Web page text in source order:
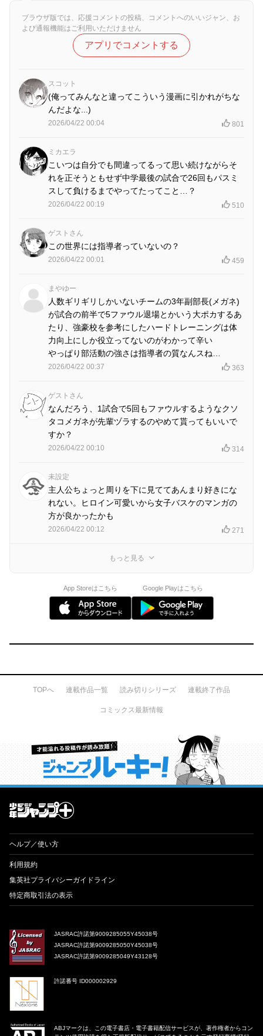
ブラウザ版では、応援コメントの投稿、コメントへのいいジャン、お
よび通報機能はご利用いただけません
アプリでコメントする
スコット
(俺ってみんなと違ってこういう漫画に引かれがちな
んだよな...)
2026/04/22 00:04 801
ミカエラ
こいつは自分でも間違ってるって思い続けながらそ
れを正そうともせず中学最後の試合で26回もパスミ
スして負けるまでやってたってこと…？
2026/04/22 00:19 510
ゲストさん
この世界には指導者っていないの？
2026/04/22 00:01 459
まやゆー
人数ギリギリしかいないチームの3年副部長(メガネ)
が試合の前半で5ファウル退場とかいう大ポカするあ
たり、強豪校を参考にしたハードトレーニングは体
力向上にしか役立ってないのがわかって辛い
やっぱり部活動の強さは指導者の質なんスね…
2026/04/22 00:37 363
ゲストさん
なんだろう、1試合で5回もファウルするようなクソ
タコメガネが先輩ヅラするのやめて貰ってもいいで
すか？
2026/04/22 00:10 314
未設定
主人公ちょっと周りを下に見ててあんまり好きにな
れない。ヒロイン可愛いから女子バスケのマンガの
方が良かったかも
2026/04/22 00:12 271
もっと見る
App Storeはこちら Google Playはこちら
TOPへ 連載作品一覧 読み切りシリーズ 連載終了作品
コミックス最新情報
才能溢れる投稿作が読み放題！ ジャンプルーキー！
ヘルプ／使い方
利用規約
集英社プライバシーガイドライン
特定商取引法の表示
JASRAC許諾第9009285055Y45038号
JASRAC許諾第9009285050Y45038号
JASRAC許諾第9009285049Y43128号
許諾番号 ID000002929
ABJマークは、この電子書店・電子書籍配信サービスが、著作権者からコン